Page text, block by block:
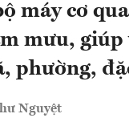
máy cơ
mưu, giúp
phường,
Nguyệt